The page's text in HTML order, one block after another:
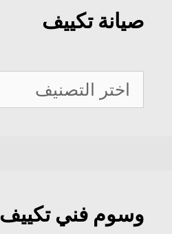
صيانة تكييف
صيانة
تكييف
وسوم فني تكييف